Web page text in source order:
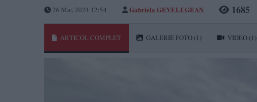
26 Mar, 2024 12:54 Gabriela GEVELEGEAN 1685
ARTICOL COMPLET GALERIE FOTO (1) VIDEO (1)